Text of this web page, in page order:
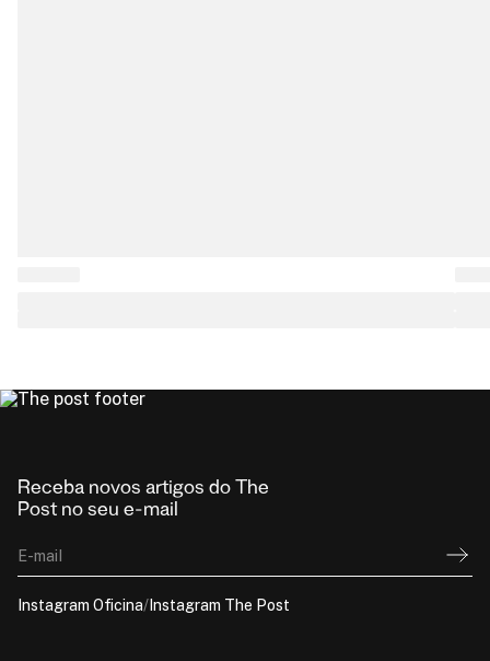
Receba novos artigos do The
Post no seu e-mail
E-mail
Instagram Oficina/ Instagram The Post